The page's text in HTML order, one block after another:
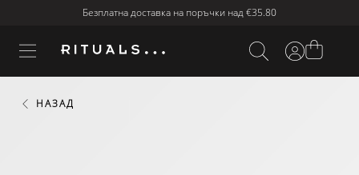
Безплатна доставка на поръчки над€35.80
НАЗАД